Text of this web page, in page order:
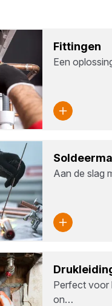
Fit­tin­gen
Een
Aan de slag
Perfect voor
on…